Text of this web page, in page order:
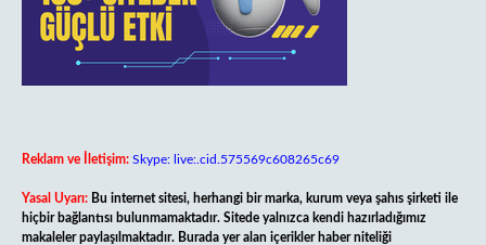
Reklam ve İletişim: Skype: live:.cid.575569c608265c69
Yasal Uyarı: Bu internet sitesi, herhangi bir marka, kurum veya şahıs şirketi ile
hiçbir bağlantısı bulunmamaktadır. Sitede yalnızca kendi hazırladığımız
makaleler paylaşılmaktadır. Burada yer alan içerikler haber niteliği